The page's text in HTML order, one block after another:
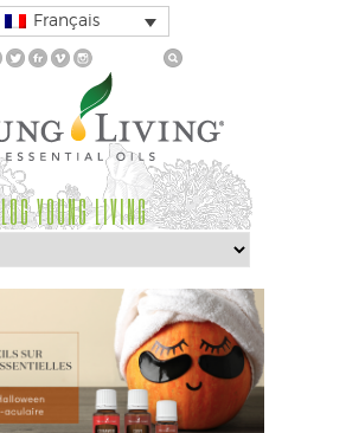
Français
YOUNG LIVING